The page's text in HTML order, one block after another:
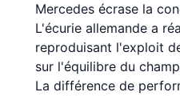
Mercedes écrase la
L'écurie allemande a
reproduisant l'exploit
sur l'équilibre du
La différence de